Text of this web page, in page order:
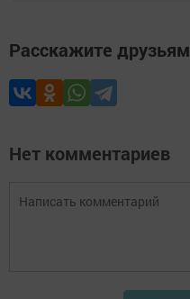
Расскажите друзьям
Нет комментариев